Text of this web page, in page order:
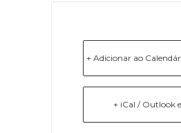
+ Adicionar ao
+ iCal / Outlook